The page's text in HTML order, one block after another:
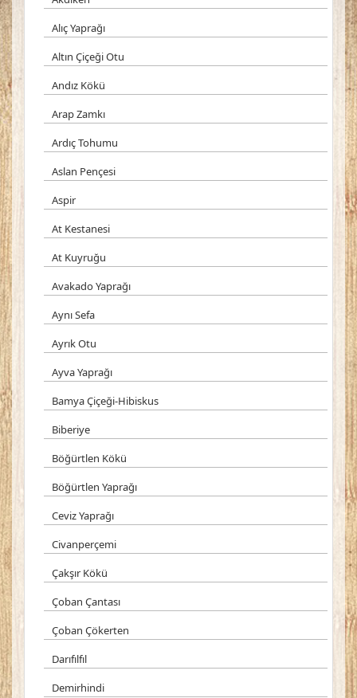
Alıç Yaprağı
Altın Çiçeği Otu
Andız Kökü
Arap Zamkı
Ardıç Tohumu
Aslan Pençesi
Aspir
At Kestanesi
At Kuyruğu
Avakado Yaprağı
Aynı Sefa
Ayrık Otu
Ayva Yaprağı
Bamya Çiçeği-Hibiskus
Biberiye
Böğürtlen Kökü
Böğürtlen Yaprağı
Ceviz Yaprağı
Civanperçemi
Çakşır Kökü
Çoban Çantası
Çoban Çökerten
Darıfılfıl
Demirhindi